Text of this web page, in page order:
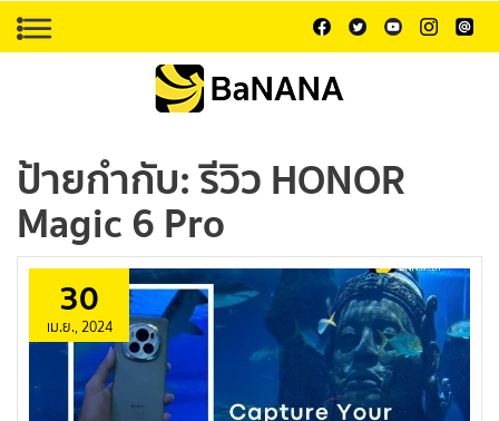
ป้ายกำกับ:รีวิว HONOR
Magic 6 Pro
30
เม.ย., 2024